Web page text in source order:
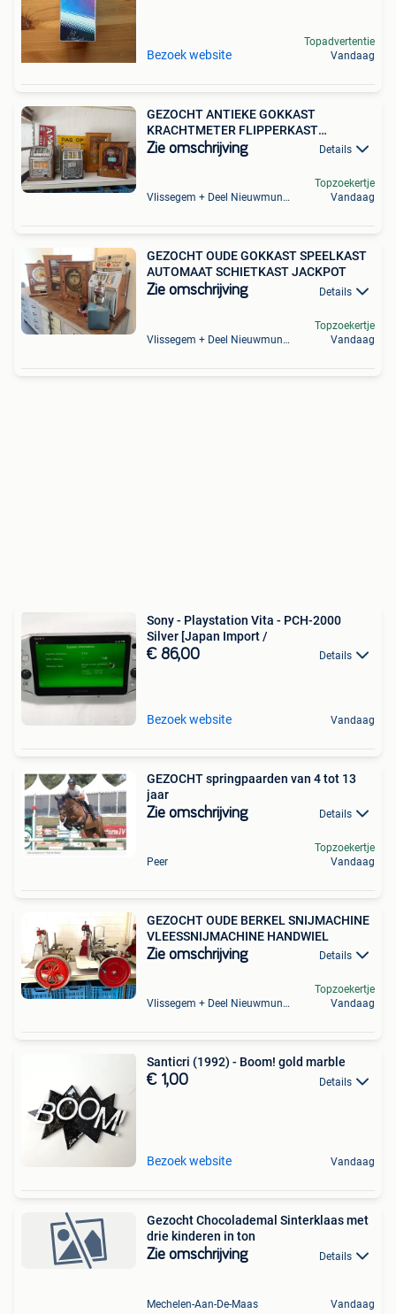
Bezoek website
Topadvertentie
Vandaag
GEZOCHT ANTIEKE GOKKAST
KRACHTMETER FLIPPERKAST
PINDAPOT
Zie omschrijving Details
Vlissegem + Deel Nieuwmunster
Topzoekertje
Vandaag
GEZOCHT OUDE GOKKAST SPEELKAST
AUTOMAAT SCHIETKAST JACKPOT
Zie omschrijving Details
Vlissegem + Deel Nieuwmunster
Topzoekertje
Vandaag
Sony - Playstation Vita - PCH-2000
Silver [Japan Import /
€ 86,00 Details
Bezoek website Vandaag
GEZOCHT springpaarden van 4 tot 13
jaar
Zie omschrijving Details
Peer
Topzoekertje
Vandaag
GEZOCHT OUDE BERKEL SNIJMACHINE
VLEESSNIJMACHINE HANDWIEL
Zie omschrijving Details
Vlissegem + Deel Nieuwmunster
Topzoekertje
Vandaag
Santicri (1992) - Boom! gold marble
€ 1,00 Details
Bezoek website Vandaag
Gezocht Chocolademal Sinterklaas met
drie kinderen in ton
Zie omschrijving Details
Mechelen-Aan-De-Maas Vandaag